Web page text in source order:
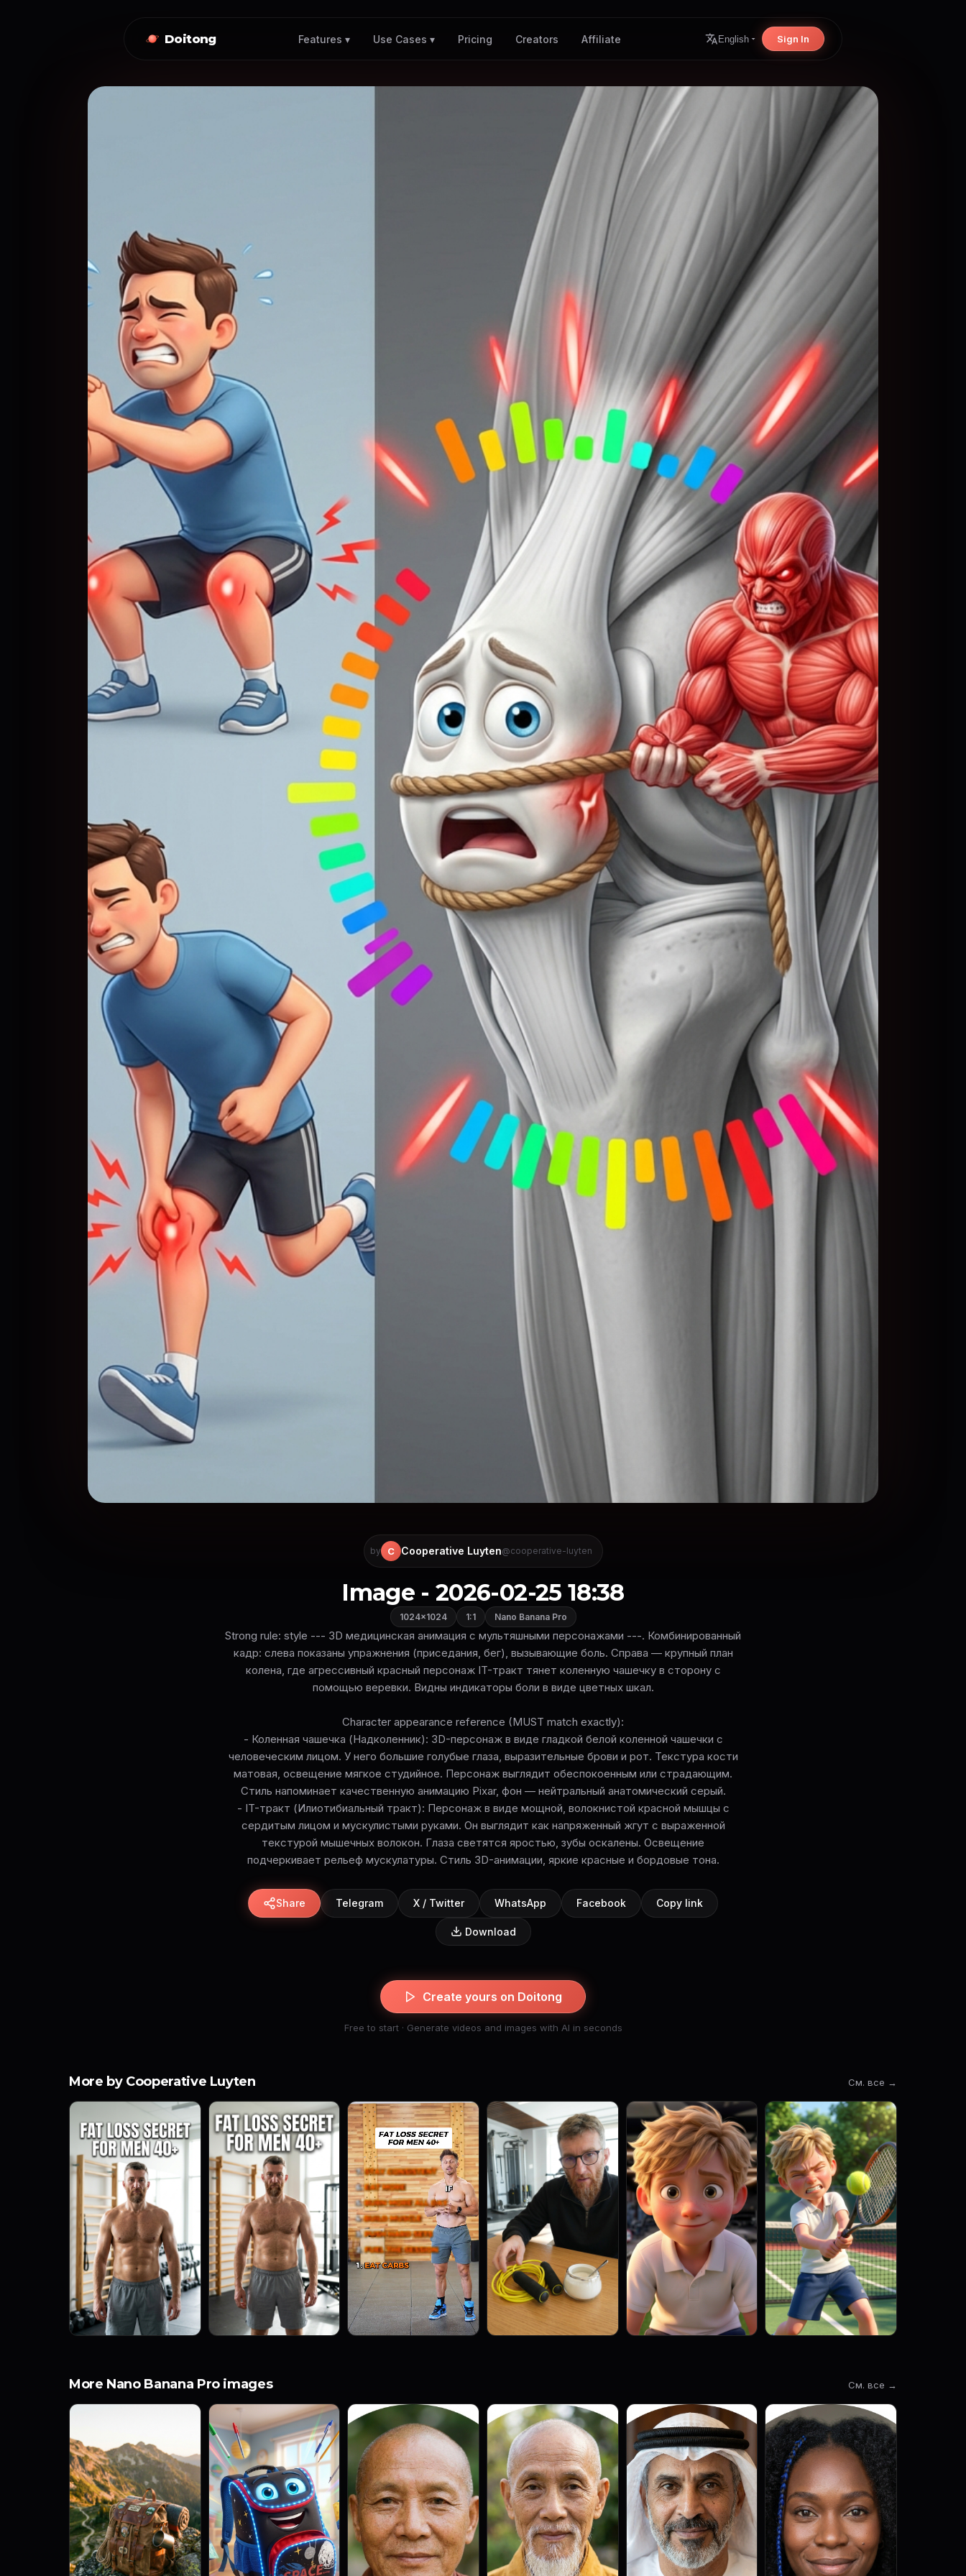
Doitong Features ▾ Use Cases ▾ Pricing Creators Affiliate English Sign In
by C Cooperative Luyten@cooperative-luyten
Image - 2026-02-25 18:38
1024×1024 1:1 Nano Banana Pro
Strong rule: style --- 3D медицинская анимация с мультяшными персонажами ---. Комбинированный
кадр: слева показаны упражнения (приседания, бег), вызывающие боль. Справа — крупный план
колена, где агрессивный красный персонаж IT-тракт тянет коленную чашечку в сторону с
помощью веревки. Видны индикаторы боли в виде цветных шкал.
Character appearance reference (MUST match exactly):
- Коленная чашечка (Надколенник): 3D-персонаж в виде гладкой белой коленной чашечки с
человеческим лицом. У него большие голубые глаза, выразительные брови и рот. Текстура кости
матовая, освещение мягкое студийное. Персонаж выглядит обеспокоенным или страдающим.
Стиль напоминает качественную анимацию Pixar, фон — нейтральный анатомический серый.
- IT-тракт (Илиотибиальный тракт): Персонаж в виде мощной, волокнистой красной мышцы с
сердитым лицом и мускулистыми руками. Он выглядит как напряженный жгут с выраженной
текстурой мышечных волокон. Глаза светятся яростью, зубы оскалены. Освещение
подчеркивает рельеф мускулатуры. Стиль 3D-анимации, яркие красные и бордовые тона.
Share Telegram X / Twitter WhatsApp Facebook Copy link
Download
Create yours on Doitong
Free to start · Generate videos and images with AI in seconds
More by Cooperative Luyten См. все →
More Nano Banana Pro images См. все →